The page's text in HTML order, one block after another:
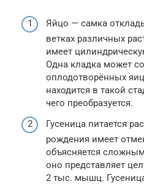
Яйцо — самка
ветках различных
имеет
Одна кладка может
оплодотворённых
находится в такой
чего преобразуется.
Гусеница питается
рождения имеет
объясняется
оно представляет
2 тыс. мышц.